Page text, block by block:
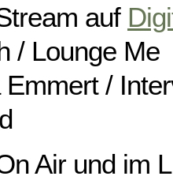
auf
/ Lounge Me
/
Air und im